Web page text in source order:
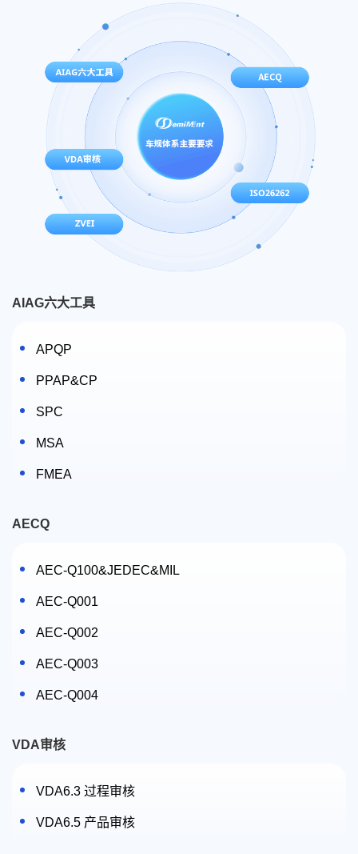
APQP
PPAP&CP
SPC
MSA
FMEA
AIAG六大工具
AECQ
AEC-Q100&JEDEC&MIL
AEC-Q001
AEC-Q002
AEC-Q003
AEC-Q004
VDA6.3 过程审核
VDA6.5 产品审核
VDA审核